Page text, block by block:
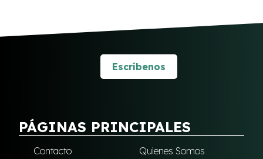
Escríbenos
PÁGINAS PRINCIPALES
Contacto
Quienes Somos